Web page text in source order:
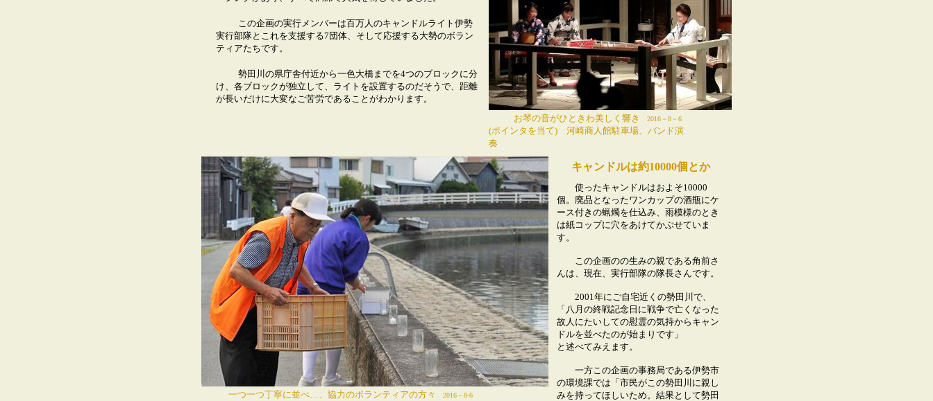
この企画の実行メンバーは百万人のキャンドルライト伊勢
実行部隊とこれを支援する7団体、そして応援する大勢のボラン
ティアたちです。
勢田川の県庁舎付近から一色大橋までを4つのブロックに分
け、各ブロックが独立して、ライトを設置するのだそうで、距離
が長いだけに大変なご苦労であることがわかります。
お琴の音がひときわ美しく響き
2016－8－6
(ポインタを当て) 河崎商人館駐車場、バンド演
奏
一つ一つ丁寧に並べ…、協力のボランティアの方々 2016－8-6
キャンドルは約10000個とか
使ったキャンドルはおよそ10000
個。廃品となったワンカップの酒瓶にケ
ース付きの蝋燭を仕込み、雨模様のとき
は紙コップに穴をあけてかぶせていま
す。
この企画のの生みの親である角前さ
んは、現在、実行部隊の隊長さんです。
2001年にご自宅近くの勢田川で、
「八月の終戦記念日に戦争で亡くなった
故人にたいしての慰霊の気持からキャン
ドルを並べたのが始まりです」
と述べてみえます。
一方この企画の事務局である伊勢市
の環境課では「市民がこの勢田川に親し
みを持ってほしいため。結果として勢田